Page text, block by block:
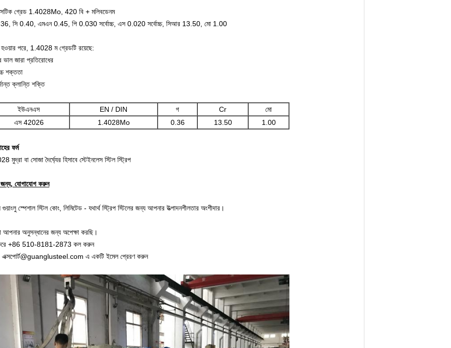
গ্রেড 1.4028Mo, 420 বি + মলিবডেনম
সি 0.40, এমএন 0.45, পি 0.030 সর্বোচ্চ, এস 0.020 সর্বোচ্চ, সিআর 13.50, মো 1.00
পরে, 1.4028 ম গ্রেডটি রয়েছে:
ভাল জারা প্রতিরোধের
শক্ততা
ক্লান্তি শক্তি
ইউএনএস EN / DIN গ Cr
মো
এস 42026
1.4028Mo 0.36 13.50 1.00
ফর্ম
মুদ্রা বা সোজা দৈর্ঘ্যের হিসাবে স্টেইনলেস স্টিল স্ট্রিপ
জন্য, যোগাযোগ করুন
স্পেশাল স্টিল কোং, লিমিটেড - যথার্থ স্ট্রিপ স্টিলের জন্য আপনার উত্পাদনশীলতার অংশীদার।
আপনার অনুসন্ধানের জন্য অপেক্ষা করছি।
+86 510-8181-2873 কল করুন
এক্সপোর্ট@guanglusteel.com এ একটি ইমেল প্রেরণ করুন